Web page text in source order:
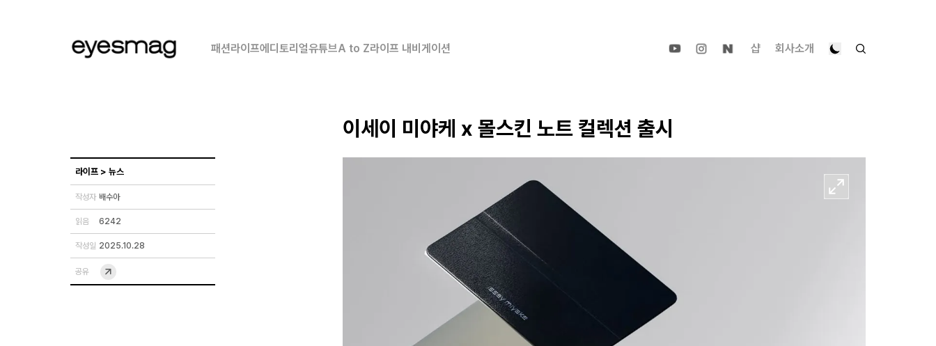
패션라이프에디토리얼유튜브A to Z라이프 내비게이션 샵 회사소개
이세이 미야케 x 몰스킨 노트 컬렉션 출시
라이프 > 뉴스
작성자 배수아
읽음 6242
작성일 2025.10.28
공유